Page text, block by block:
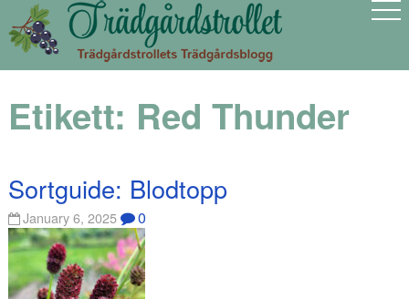
Etikett: Red Thunder
Sortguide: Blodtopp
January 6, 2025 0